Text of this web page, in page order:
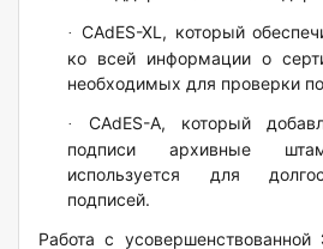
· CAdES-XL, который
ко всей информации о
необходимых для проверки
· CAdES-A, который
подписи архивные
используется для
подписей.
Работа с